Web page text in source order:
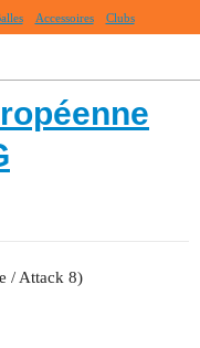
Accessoires Clubs
/ Attack 8)